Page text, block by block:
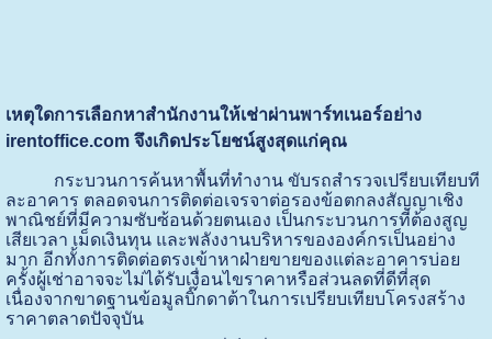
เหตุใดการเลือกหาสำนักงานให้เช่าผ่านพาร์ทเนอร์อย่าง
irentoffice.com จึงเกิดประโยชน์สูงสุดแก่คุณ
กระบวนการค้นหาพื้นที่ทำงาน ขับรถสำรวจเปรียบเทียบที
ละอาคาร ตลอดจนการติดต่อเจรจาต่อรองข้อตกลงสัญญาเชิง
พาณิชย์ที่มีความซับซ้อนด้วยตนเอง เป็นกระบวนการที่ต้องสูญ
เสียเวลา เม็ดเงินทุน และพลังงานบริหารขององค์กรเป็นอย่าง
มาก อีกทั้งการติดต่อตรงเข้าหาฝ่ายขายของแต่ละอาคารบ่อย
ครั้งผู้เช่าอาจจะไม่ได้รับเงื่อนไขราคาหรือส่วนลดที่ดีที่สุด
เนื่องจากขาดฐานข้อมูลบิ๊กดาต้าในการเปรียบเทียบโครงสร้าง
ราคาตลาดปัจจุบัน